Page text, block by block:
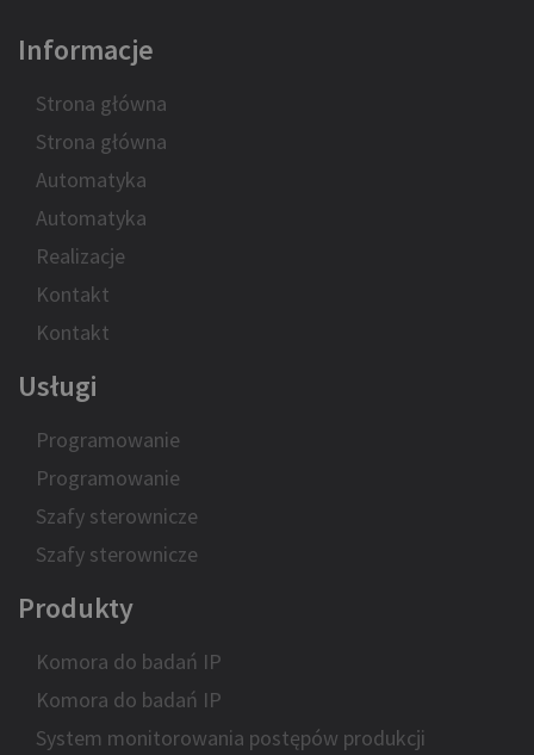
Informacje
Strona główna
Strona główna
Automatyka
Automatyka
Realizacje
Kontakt
Kontakt
Usługi
Programowanie
Programowanie
Szafy sterownicze
Szafy sterownicze
Produkty
Komora do badań IP
Komora do badań IP
System monitorowania postępów produkcji